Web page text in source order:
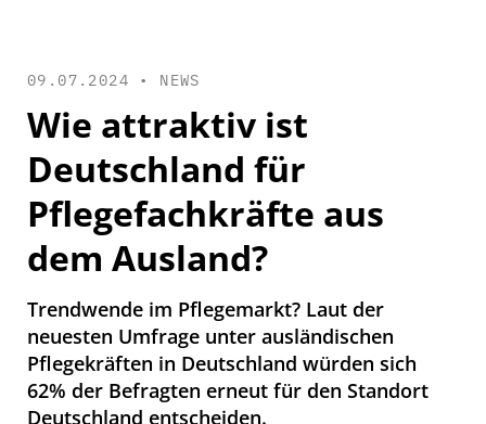
09.07.2024 • NEWS
Wie attraktiv ist
Deutschland für
Pflegefachkräfte aus
dem Ausland?
Trendwende im Pflegemarkt? Laut der
neuesten Umfrage unter ausländischen
Pflegekräften in Deutschland würden sich
62% der Befragten erneut für den Standort
Deutschland entscheiden.